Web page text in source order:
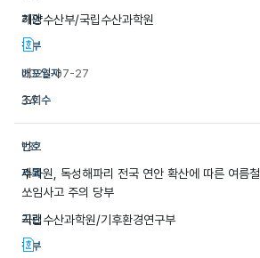
해양수산부/국립수산과학원
2026-07-27
341
132
수과원, 독성해파리 전국 연안 확산에 따른 여름철
쏘임사고 주의 당부
국립수산과학원/기후환경연구부